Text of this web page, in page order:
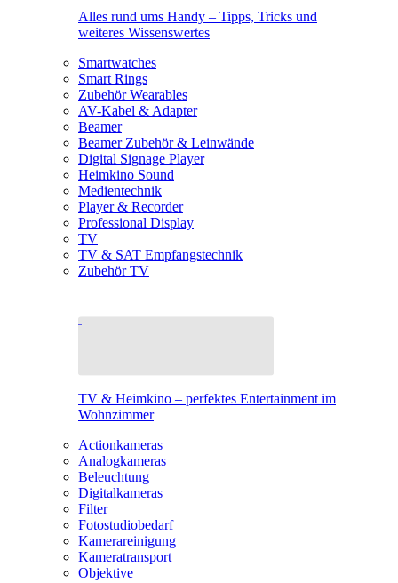
Alles rund ums Handy – Tipps, Tricks und
weiteres Wissenswertes
Smartwatches
Smart Rings
Zubehör Wearables
AV-Kabel & Adapter
Beamer
Beamer Zubehör & Leinwände
Digital Signage Player
Heimkino Sound
Medientechnik
Player & Recorder
Professional Display
TV
TV & SAT Empfangstechnik
Zubehör TV
TV & Heimkino – perfektes Entertainment im
Wohnzimmer
Actionkameras
Analogkameras
Beleuchtung
Digitalkameras
Filter
Fotostudiobedarf
Kamerareinigung
Kameratransport
Objektive